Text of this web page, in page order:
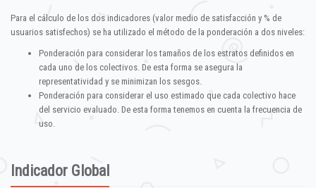
Para el cálculo de los dos indicadores (valor medio de satisfacción y % de
usuarios satisfechos) se ha utilizado el método de la ponderación a dos niveles:
Ponderación para considerar los tamaños de los estratos definidos en
cada uno de los colectivos. De esta forma se asegura la
representatividad y se minimizan los sesgos.
Ponderación para considerar el uso estimado que cada colectivo hace
del servicio evaluado. De esta forma tenemos en cuenta la frecuencia de
uso.
Indicador Global